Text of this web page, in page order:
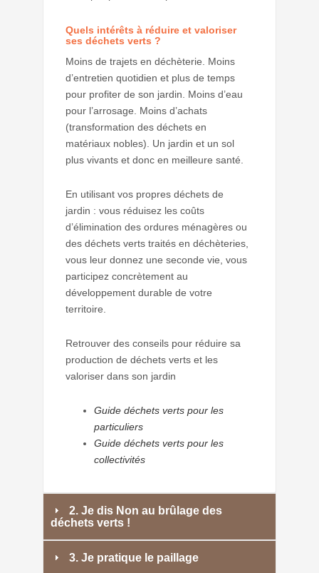
Quels intérêts à réduire et valoriser
ses déchets verts ?
Moins de trajets en déchèterie. Moins
d’entretien quotidien et plus de temps
pour profiter de son jardin. Moins d’eau
pour l’arrosage. Moins d’achats
(transformation des déchets en
matériaux nobles). Un jardin et un sol
plus vivants et donc en meilleure santé.
En utilisant vos propres déchets de
jardin : vous réduisez les coûts
d’élimination des ordures ménagères ou
des déchets verts traités en déchèteries,
vous leur donnez une seconde vie, vous
participez concrètement au
développement durable de votre
territoire.
Retrouver des conseils pour réduire sa
production de déchets verts et les
valoriser dans son jardin
Guide déchets verts pour les
particuliers
Guide déchets verts pour les
collectivités
2. Je dis Non au brûlage des
déchets verts !
3. Je pratique le paillage